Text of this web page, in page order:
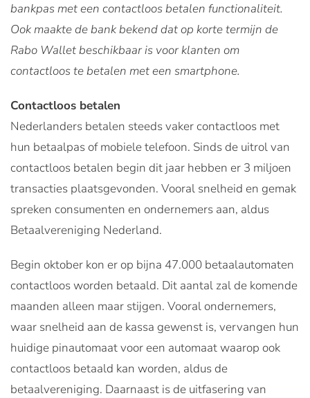
bankpas met een contactloos betalen functionaliteit.
Ook maakte de bank bekend dat op korte termijn de
Rabo Wallet beschikbaar is voor klanten om
contactloos te betalen met een smartphone.
Contactloos betalen
Nederlanders betalen steeds vaker contactloos met
hun betaalpas of mobiele telefoon. Sinds de uitrol van
contactloos betalen begin dit jaar hebben er 3 miljoen
transacties plaatsgevonden. Vooral snelheid en gemak
spreken consumenten en ondernemers aan, aldus
Betaalvereniging Nederland.
Begin oktober kon er op bijna 47.000 betaalautomaten
contactloos worden betaald. Dit aantal zal de komende
maanden alleen maar stijgen. Vooral ondernemers,
waar snelheid aan de kassa gewenst is, vervangen hun
huidige pinautomaat voor een automaat waarop ook
contactloos betaald kan worden, aldus de
betaalvereniging. Daarnaast is de uitfasering van